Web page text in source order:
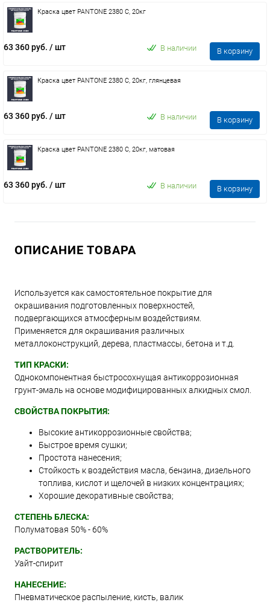
Краска цвет PANTONE 2380 C, 20кг
63 360 руб. / шт В наличии В корзину
Краска цвет PANTONE 2380 C, 20кг, глянцевая
63 360 руб. / шт В наличии В корзину
Краска цвет PANTONE 2380 C, 20кг, матовая
63 360 руб. / шт В наличии В корзину
ОПИСАНИЕ ТОВАРА
Используется как самостоятельное покрытие для
окрашивания подготовленных поверхностей,
подвергающихся атмосферным воздействиям.
Применяется для окрашивания различных
металлоконструкций, дерева, пластмассы, бетона и т.д.
ТИП КРАСКИ:
Однокомпонентная быстросохнущая антикоррозионная
грунт-эмаль на основе модифицированных алкидных смол.
СВОЙСТВА ПОКРЫТИЯ:
Высокие антикоррозионные свойства;
Быстрое время сушки;
Простота нанесения;
Стойкость к воздействия масла, бензина, дизельного
топлива, кислот и щелочей в низких концентрациях;
Хорошие декоративные свойства;
СТЕПЕНЬ БЛЕСКА:
Полуматовая 50% - 60%
РАСТВОРИТЕЛЬ:
Уайт-спирит
НАНЕСЕНИЕ:
Пневматическое распыление, кисть, валик